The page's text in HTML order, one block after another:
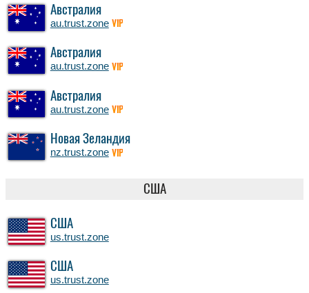
Австралия
au.trust.zone VIP
Австралия
au.trust.zone VIP
Австралия
au.trust.zone VIP
Новая Зеландия
nz.trust.zone VIP
США
США
us.trust.zone
США
us.trust.zone